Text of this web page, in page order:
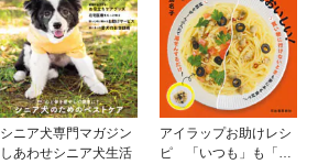
シニア犬専門マガジン
しあわせシニア犬生活
アイラップお助けレシ
ピ 「いつも」も「も